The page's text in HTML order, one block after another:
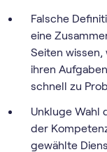
Falsche
eine
Seiten wissen,
ihren
schnell zu
Unkluge Wahl
der
gewählte